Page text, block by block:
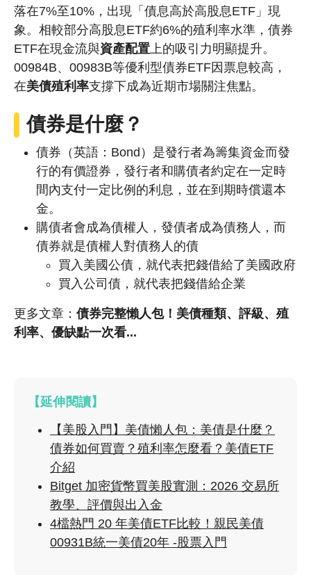
落在7%至10%，出現「債息高於高股息ETF」現
象。相較部分高股息ETF約6%的殖利率水準，債券
ETF在現金流與資產配置上的吸引力明顯提升。
00984B、00983B等優利型債券ETF因票息較高，
在美債殖利率支撐下成為近期市場關注焦點。
債券是什麼？
債券（英語：Bond）是發行者為籌集資金而發
行的有價證券，發行者和購債者約定在一定時
間內支付一定比例的利息，並在到期時償還本
金。
購債者會成為債權人，發債者成為債務人，而
債券就是債權人對債務人的債
買入美國公債，就代表把錢借給了美國政府
買入公司債，就代表把錢借給企業
更多文章： 債券完整懶人包！美債種類、評級、殖
利率、優缺點一次看...
【延伸閱讀】
【美股入門】美債懶人包：美債是什麼？
債券如何買賣？殖利率怎麼看？美債ETF
介紹
Bitget 加密貨幣買美股實測：2026 交易所
教學、評價與出入金
4檔熱門 20 年美債ETF比較！親民美債
00931B統一美債20年 -股票入門